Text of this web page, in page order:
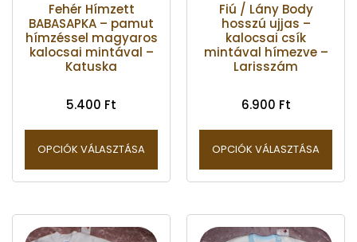
Fehér Hímzett
BABASAPKA – pamut
hímzéssel magyaros
kalocsai mintával –
Katuska
5.400 Ft
OPCIÓK VÁLASZTÁSA
Fiú / Lány Body
hosszú ujjas –
kalocsai csík
mintával hímezve –
Larisszám
6.900 Ft
OPCIÓK VÁLASZTÁSA